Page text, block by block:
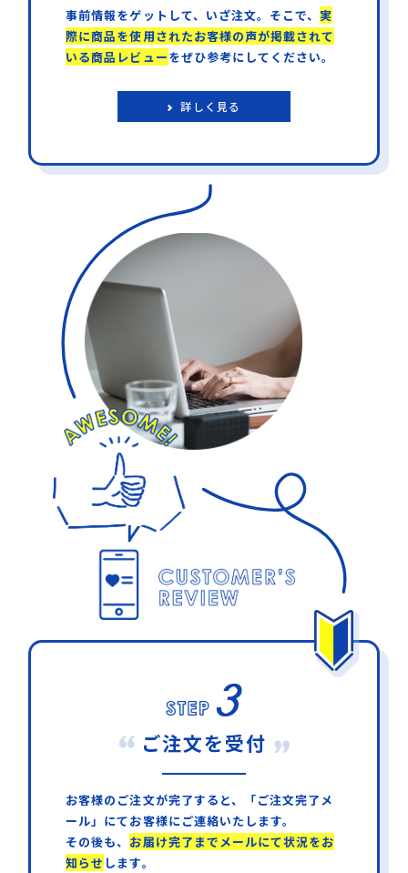
事前情報をゲットして、いざ注文。そこで、実
際に商品を使用されたお客様の声が掲載されて
いる商品レビューをぜひ参考にしてください。
詳しく見る
ご注文を受付
お客様のご注文が完了すると、「ご注文完了メ
ール」にてお客様にご連絡いたします。
その後も、 お届け完了までメールにて状況をお
知らせ します。